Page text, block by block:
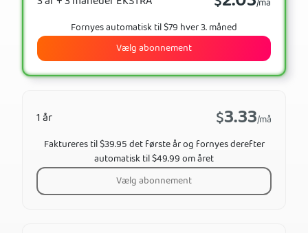
Fornyes automatisk til $79 hver 3. måned
Vælg abonnement
1 år $3.33/må
Faktureres til $39.95 det første år og fornyes derefter
automatisk til $49.99 om året
Vælg abonnement